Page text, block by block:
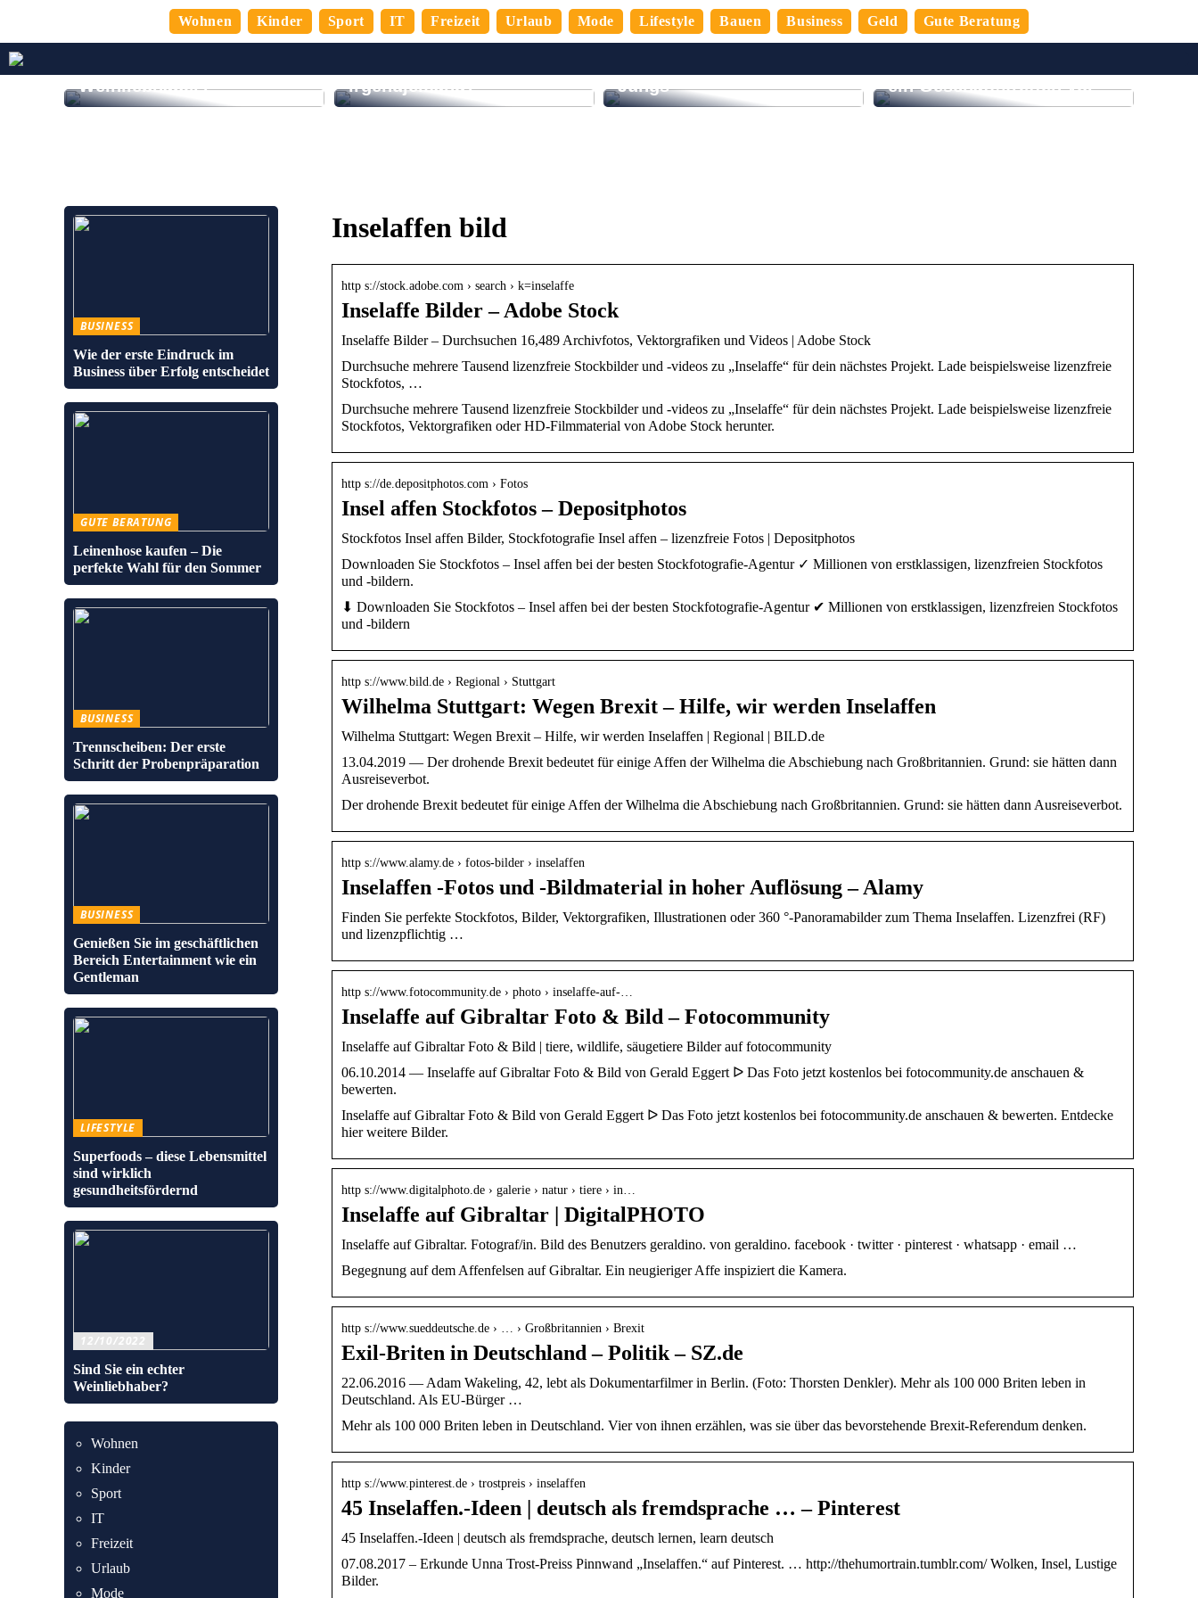
Wohnen Kinder Sport IT Freizeit Urlaub Mode Lifestyle Bauen Business Geld Gute Beratung
Weinliebhaber?
irgendjemand?
Jungs
ein Geschäftstreffen vor
Inselaffen bild
http s://stock.adobe.com › search › k=inselaffe
Inselaffe Bilder – Adobe Stock
Inselaffe Bilder – Durchsuchen 16,489 Archivfotos, Vektorgrafiken und Videos | Adobe Stock
Durchsuche mehrere Tausend lizenzfreie Stockbilder und -videos zu „Inselaffe“ für dein nächstes Projekt. Lade beispielsweise lizenzfreie
Stockfotos, …
Durchsuche mehrere Tausend lizenzfreie Stockbilder und -videos zu „Inselaffe“ für dein nächstes Projekt. Lade beispielsweise lizenzfreie
Stockfotos, Vektorgrafiken oder HD-Filmmaterial von Adobe Stock herunter.
http s://de.depositphotos.com › Fotos
Insel affen Stockfotos – Depositphotos
Stockfotos Insel affen Bilder, Stockfotografie Insel affen – lizenzfreie Fotos | Depositphotos
Downloaden Sie Stockfotos – Insel affen bei der besten Stockfotografie-Agentur ✓ Millionen von erstklassigen, lizenzfreien Stockfotos
und -bildern.
⬇ Downloaden Sie Stockfotos – Insel affen bei der besten Stockfotografie-Agentur ✔ Millionen von erstklassigen, lizenzfreien Stockfotos
und -bildern
http s://www.bild.de › Regional › Stuttgart
Wilhelma Stuttgart: Wegen Brexit – Hilfe, wir werden Inselaffen
Wilhelma Stuttgart: Wegen Brexit – Hilfe, wir werden Inselaffen | Regional | BILD.de
13.04.2019 — Der drohende Brexit bedeutet für einige Affen der Wilhelma die Abschiebung nach Großbritannien. Grund: sie hätten dann
Ausreiseverbot.
Der drohende Brexit bedeutet für einige Affen der Wilhelma die Abschiebung nach Großbritannien. Grund: sie hätten dann Ausreiseverbot.
http s://www.alamy.de › fotos-bilder › inselaffen
Inselaffen -Fotos und -Bildmaterial in hoher Auflösung – Alamy
Finden Sie perfekte Stockfotos, Bilder, Vektorgrafiken, Illustrationen oder 360 °-Panoramabilder zum Thema Inselaffen. Lizenzfrei (RF)
und lizenzpflichtig …
http s://www.fotocommunity.de › photo › inselaffe-auf-…
Inselaffe auf Gibraltar Foto & Bild – Fotocommunity
Inselaffe auf Gibraltar Foto & Bild | tiere, wildlife, säugetiere Bilder auf fotocommunity
06.10.2014 — Inselaffe auf Gibraltar Foto & Bild von Gerald Eggert ᐅ Das Foto jetzt kostenlos bei fotocommunity.de anschauen &
bewerten.
Inselaffe auf Gibraltar Foto & Bild von Gerald Eggert ᐅ Das Foto jetzt kostenlos bei fotocommunity.de anschauen & bewerten. Entdecke
hier weitere Bilder.
http s://www.digitalphoto.de › galerie › natur › tiere › in…
Inselaffe auf Gibraltar | DigitalPHOTO
Inselaffe auf Gibraltar. Fotograf/in. Bild des Benutzers geraldino. von geraldino. facebook · twitter · pinterest · whatsapp · email …
Begegnung auf dem Affenfelsen auf Gibraltar. Ein neugieriger Affe inspiziert die Kamera.
http s://www.sueddeutsche.de › … › Großbritannien › Brexit
Exil-Briten in Deutschland – Politik – SZ.de
22.06.2016 — Adam Wakeling, 42, lebt als Dokumentarfilmer in Berlin. (Foto: Thorsten Denkler). Mehr als 100 000 Briten leben in
Deutschland. Als EU-Bürger …
Mehr als 100 000 Briten leben in Deutschland. Vier von ihnen erzählen, was sie über das bevorstehende Brexit-Referendum denken.
http s://www.pinterest.de › trostpreis › inselaffen
45 Inselaffen.-Ideen | deutsch als fremdsprache … – Pinterest
45 Inselaffen.-Ideen | deutsch als fremdsprache, deutsch lernen, learn deutsch
07.08.2017 – Erkunde Unna Trost-Preiss Pinnwand „Inselaffen.“ auf Pinterest. … http://thehumortrain.tumblr.com/ Wolken, Insel, Lustige
Bilder.
BUSINESS
Wie der erste Eindruck im
Business über Erfolg entscheidet
GUTE BERATUNG
Leinenhose kaufen – Die
perfekte Wahl für den Sommer
BUSINESS
Trennscheiben: Der erste
Schritt der Probenpräparation
BUSINESS
Genießen Sie im geschäftlichen
Bereich Entertainment wie ein
Gentleman
LIFESTYLE
Superfoods – diese Lebensmittel
sind wirklich
gesundheitsfördernd
12/10/2022
Sind Sie ein echter
Weinliebhaber?
Wohnen
Kinder
Sport
IT
Freizeit
Urlaub
Mode